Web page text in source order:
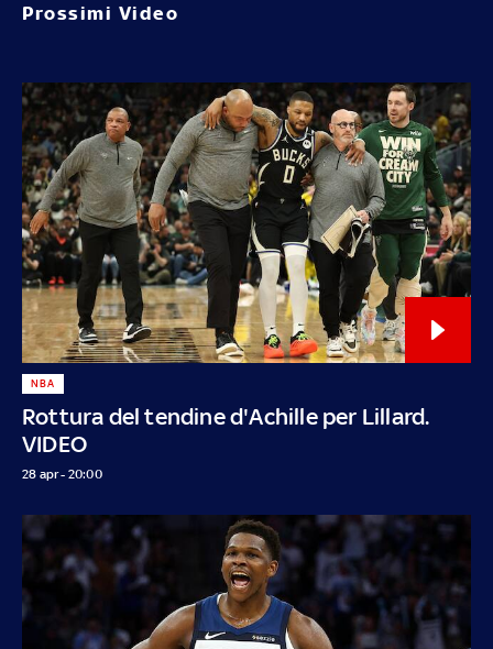
Prossimi Video
Rottura del tendine d'Achille per Lillard.
VIDEO
NBA
28 apr - 20:00